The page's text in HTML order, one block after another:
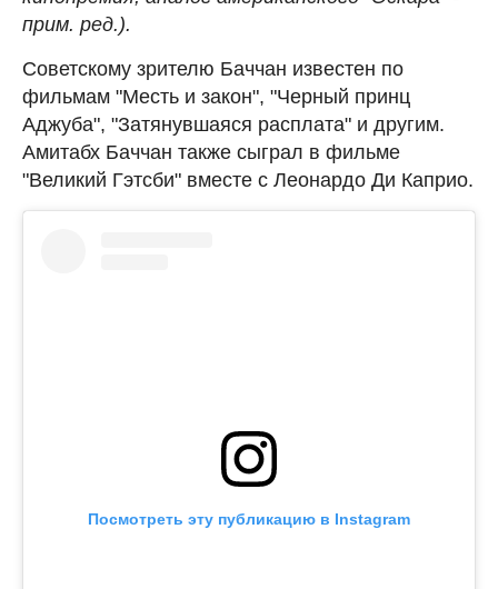
прим. ред.).
Советскому зрителю Баччан известен по
фильмам "Месть и закон", "Черный принц
Аджуба", "Затянувшаяся расплата" и другим.
Амитабх Баччан также сыграл в фильме
"Великий Гэтсби" вместе с Леонардо Ди Каприо.
Посмотреть эту публикацию в Instagram